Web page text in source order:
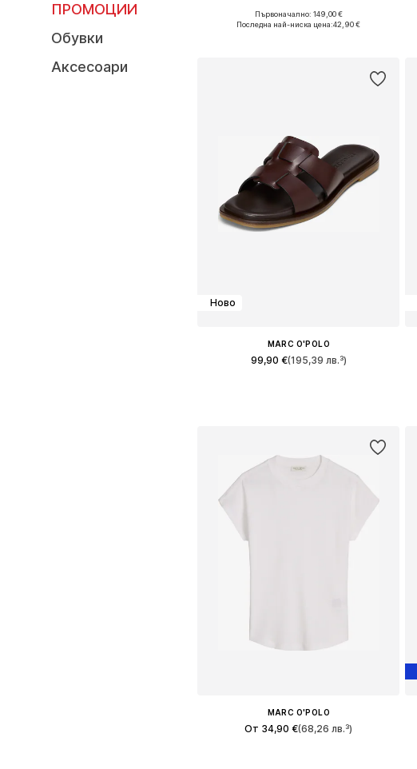
ПРОМОЦИИ
Обувки
Аксесоари
Налични размери: 44 x стандартен
Първоначално: 149,00 €
Последна най-ниска цена:42,90 €
Ново
MARC O'POLO
99,90 €(195,39 лв.³)
MARC O'POLO
От 34,90 €(68,26 лв.³)